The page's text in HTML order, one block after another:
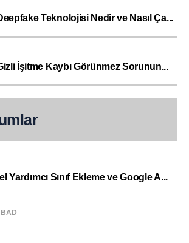
Teknolojisi Nedir ve Nasıl Ça...
İşitme Kaybı Görünmez Sorunun...
Yardımcı Sınıf Ekleme ve Google A...